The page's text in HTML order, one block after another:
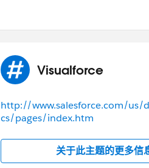
Visualforce
http://www.salesforce.com/us/
cs/pages/index.htm
关于此主题的更多信